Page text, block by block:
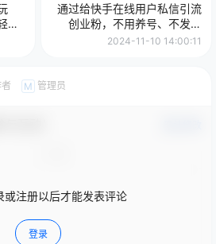
松
通过给快手在线用户私信引流
创业粉，不用养号、不发视
频、搬砖式引流法，一天可引
2024-11-10 14:00:11
M 管理员
或注册以后才能发表评论
登录